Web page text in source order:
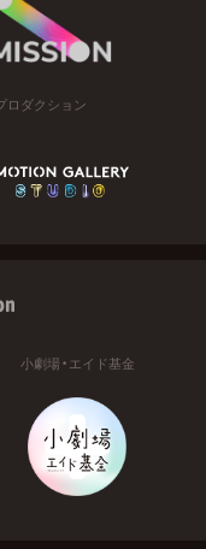
ロダクション
小劇場・エイド基金